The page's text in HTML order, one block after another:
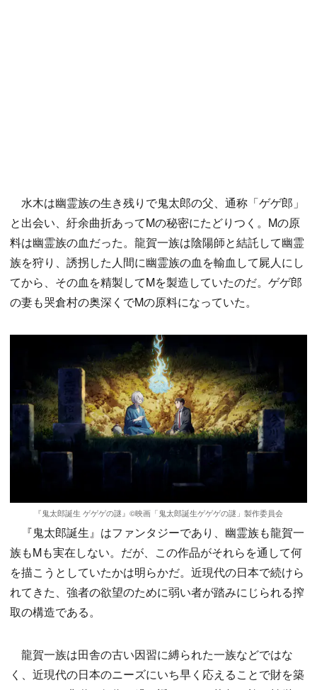
水木は幽霊族の生き残りで鬼太郎の父、通称「ゲゲ郎」
と出会い、紆余曲折あってMの秘密にたどりつく。Mの原
料は幽霊族の血だった。龍賀一族は陰陽師と結託して幽霊
族を狩り、誘拐した人間に幽霊族の血を輸血して屍人にし
てから、その血を精製してMを製造していたのだ。ゲゲ郎
の妻も哭倉村の奥深くでMの原料になっていた。
『鬼太郎誕生 ゲゲゲの謎』©︎映画「鬼太郎誕生ゲゲゲの謎」製作委員会
『鬼太郎誕生』はファンタジーであり、幽霊族も龍賀一
族もMも実在しない。だが、この作品がそれらを通して何
を描こうとしていたかは明らかだ。近現代の日本で続けら
れてきた、強者の欲望のために弱い者が踏みにじられる搾
取の構造である。
龍賀一族は田舎の古い因習に縛られた一族などではな
く、近現代の日本のニーズにいち早く応えることで財を築